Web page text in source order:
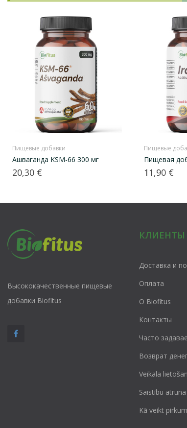
Пищевые добавки
Ашваганда KSM-66 300 мг
Цена
20,30 €
Пищевые
Пищeвая
Цена
11,90 €
Высококачественные пищевые
добавки Biofitus
КЛИЕНТЫ
Доставка и
Оплата
О Biofitus
Контакты
Часто
Возврат
Veikala
Saistību
Kā veikt